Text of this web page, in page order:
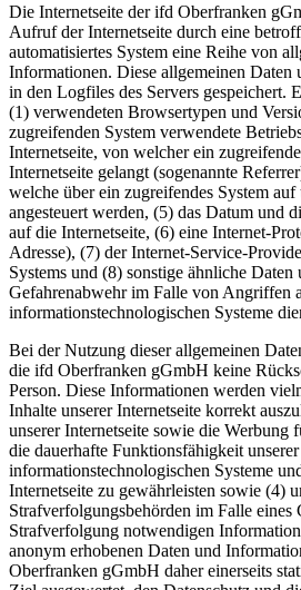
Die Internetseite der ifd Oberfranken
Aufruf der Internetseite durch eine
automatisiertes System eine Reihe von
Informationen. Diese allgemeinen Daten
in den Logfiles des Servers gespeichert.
(1) verwendeten Browsertypen und
zugreifenden System verwendete
Internetseite, von welcher ein
Internetseite gelangt (sogenannte
welche über ein zugreifendes System auf
angesteuert werden, (5) das Datum und
auf die Internetseite, (6) eine Internet-
Adresse), (7) der Internet-Service-
Systems und (8) sonstige ähnliche
Gefahrenabwehr im Falle von Angriffen
informationstechnologischen Systeme
Bei der Nutzung dieser allgemeinen
die ifd Oberfranken gGmbH keine
Person. Diese Informationen werden
Inhalte unserer Internetseite korrekt
unserer Internetseite sowie die Werbung
die dauerhafte Funktionsfähigkeit unserer
informationstechnologischen Systeme
Internetseite zu gewährleisten sowie (4)
Strafverfolgungsbehörden im Falle eines
Strafverfolgung notwendigen
anonym erhobenen Daten und
Oberfranken gGmbH daher einerseits